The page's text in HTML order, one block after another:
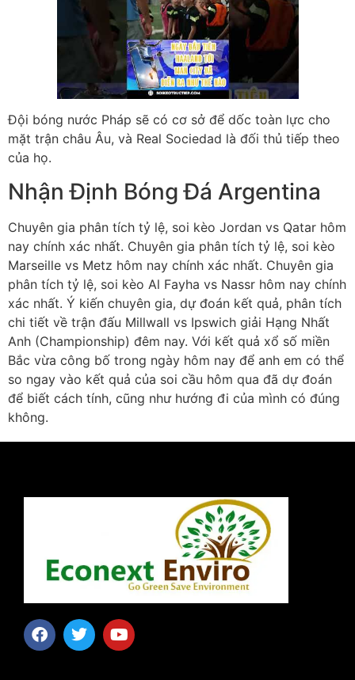
Đội bóng nước Pháp sẽ có cơ sở để dốc toàn lực cho
mặt trận châu Âu, và Real Sociedad là đối thủ tiếp theo
của họ.
Nhận Định Bóng Đá Argentina
Chuyên gia phân tích tỷ lệ, soi kèo Jordan vs Qatar hôm
nay chính xác nhất. Chuyên gia phân tích tỷ lệ, soi kèo
Marseille vs Metz hôm nay chính xác nhất. Chuyên gia
phân tích tỷ lệ, soi kèo Al Fayha vs Nassr hôm nay chính
xác nhất. Ý kiến chuyên gia, dự đoán kết quả, phân tích
chi tiết về trận đấu Millwall vs Ipswich giải Hạng Nhất
Anh (Championship) đêm nay. Với kết quả xổ số miền
Bắc vừa công bố trong ngày hôm nay để anh em có thể
so ngay vào kết quả của soi cầu hôm qua đã dự đoán
để biết cách tính, cũng như hướng đi của mình có đúng
không.